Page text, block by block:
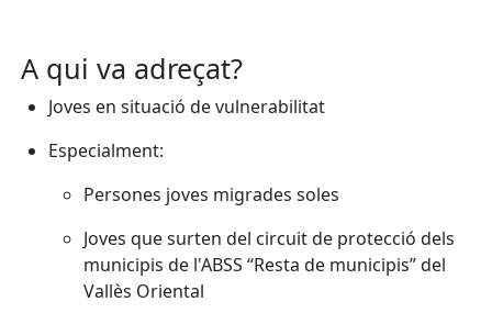
A qui va adreçat?
Joves en situació de vulnerabilitat
Especialment:
Persones joves migrades soles
Joves que surten del circuit de protecció dels
municipis de l'ABSS “Resta de municipis” del
Vallès Oriental